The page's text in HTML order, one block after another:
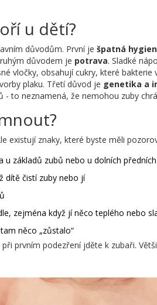
u dětí?
důvodům. První je špatná
důvodem je potrava. Sladké
vločky, obsahují cukry, které
plaku. Třetí důvod je genetika a
- to neznamená, že nemohou zuby
existují znaky, které byste měli
u základů zubů nebo u dolních
dítě čistí zuby nebo jí
zejména když jí něco teplého nebo
něco „zůstalo“
prvním podezření jděte k zubaři.